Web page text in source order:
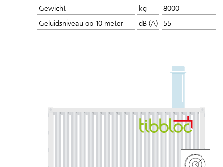
Gewicht
kg
8000
Geluidsniveau op 10 meter
dB (A) 55